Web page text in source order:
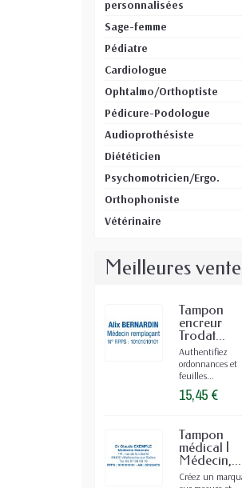
personnalisées
Sage-femme
Pédiatre
Cardiologue
Ophtalmo/Orthoptiste
Pédicure-Podologue
Audioprothésiste
Diététicien
Psychomotricien/Ergo.
Orthophoniste
Vétérinaire
Meilleures
Tampon
encreur
Trodat...
Authentifiez
ordonnances et
feuilles...
15,45 €
Tampon
médical |
Médecin,...
Créez un